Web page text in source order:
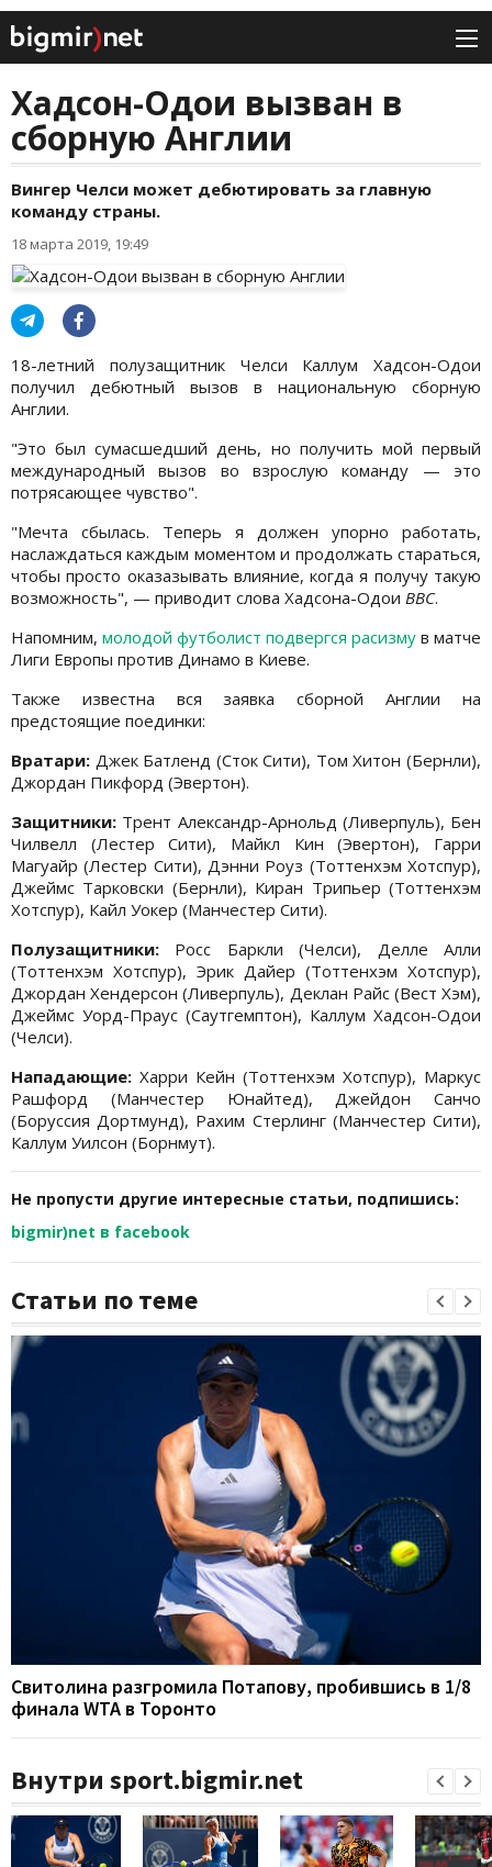
Хадсон-Одои вызван в
сборную Англии
Вингер Челси может дебютировать за главную
команду страны.
18 марта 2019, 19:49
18-летний полузащитник Челси Каллум Хадсон-Одои
получил дебютный вызов в национальную сборную
Англии.
"Это был сумасшедший день, но получить мой первый
международный вызов во взрослую команду — это
потрясающее чувство".
"Мечта сбылась. Теперь я должен упорно работать,
наслаждаться каждым моментом и продолжать стараться,
чтобы просто оказазывать влияние, когда я получу такую
возможность", — приводит слова Хадсона-Одои BBC.
Напомним, молодой футболист подвергся расизму в матче
Лиги Европы против Динамо в Киеве.
Также известна вся заявка сборной Англии на
предстоящие поединки:
Вратари: Джек Батленд (Сток Сити), Том Хитон (Бернли),
Джордан Пикфорд (Эвертон).
Защитники: Трент Александр-Арнольд (Ливерпуль), Бен
Чилвелл (Лестер Сити), Майкл Кин (Эвертон), Гарри
Магуайр (Лестер Сити), Дэнни Роуз (Тоттенхэм Хотспур),
Джеймс Тарковски (Бернли), Киран Трипьер (Тоттенхэм
Хотспур), Кайл Уокер (Манчестер Сити).
Полузащитники: Росс Баркли (Челси), Делле Алли
(Тоттенхэм Хотспур), Эрик Дайер (Тоттенхэм Хотспур),
Джордан Хендерсон (Ливерпуль), Деклан Райс (Вест Хэм),
Джеймс Уорд-Праус (Саутгемптон), Каллум Хадсон-Одои
(Челси).
Нападающие: Харри Кейн (Тоттенхэм Хотспур), Маркус
Рашфорд (Манчестер Юнайтед), Джейдон Санчо
(Боруссия Дортмунд), Рахим Стерлинг (Манчестер Сити),
Каллум Уилсон (Борнмут).
Не пропусти другие интересные статьи, подпишись:
bigmir)net в facebook
Статьи по теме
Свитолина разгромила Потапову, пробившись в 1/8
финала WTA в Торонто
Внутри sport.bigmir.net